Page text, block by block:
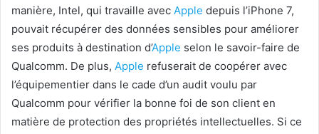
manière, Intel, qui travaille avec Apple depuis l’iPhone 7,
pouvait récupérer des données sensibles pour améliorer
ses produits à destination d’Apple selon le savoir-faire de
Qualcomm. De plus, Apple refuserait de coopérer avec
l’équipementier dans le cade d’un audit voulu par
Qualcomm pour vérifier la bonne foi de son client en
matière de protection des propriétés intellectuelles. Si ce